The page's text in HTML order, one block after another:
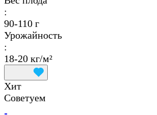
:
90-110 г
Урожайность
:
18-20 кг/м²
Хит
Советуем